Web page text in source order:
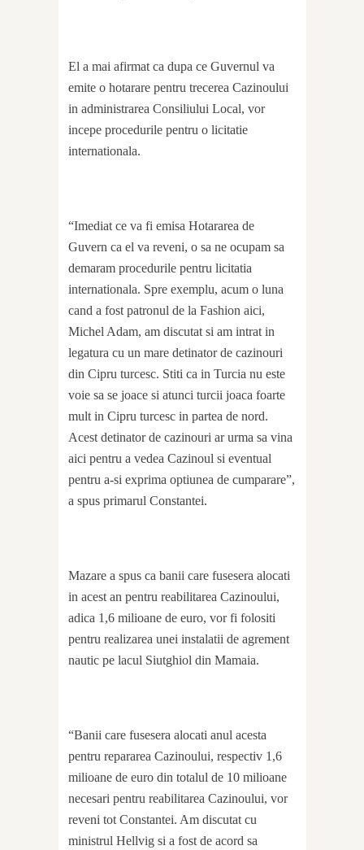
El a mai afirmat ca dupa ce Guvernul va
emite o hotarare pentru trecerea Cazinoului
in administrarea Consiliului Local, vor
incepe procedurile pentru o licitatie
internationala.
“Imediat ce va fi emisa Hotararea de
Guvern ca el va reveni, o sa ne ocupam sa
demaram procedurile pentru licitatia
internationala. Spre exemplu, acum o luna
cand a fost patronul de la Fashion aici,
Michel Adam, am discutat si am intrat in
legatura cu un mare detinator de cazinouri
din Cipru turcesc. Stiti ca in Turcia nu este
voie sa se joace si atunci turcii joaca foarte
mult in Cipru turcesc in partea de nord.
Acest detinator de cazinouri ar urma sa vina
aici pentru a vedea Cazinoul si eventual
pentru a-si exprima optiunea de cumparare”,
a spus primarul Constantei.
Mazare a spus ca banii care fusesera alocati
in acest an pentru reabilitarea Cazinoului,
adica 1,6 milioane de euro, vor fi folositi
pentru realizarea unei instalatii de agrement
nautic pe lacul Siutghiol din Mamaia.
“Banii care fusesera alocati anul acesta
pentru repararea Cazinoului, respectiv 1,6
milioane de euro din totalul de 10 milioane
necesari pentru reabilitarea Cazinoului, vor
reveni tot Constantei. Am discutat cu
ministrul Hellvig si a fost de acord sa